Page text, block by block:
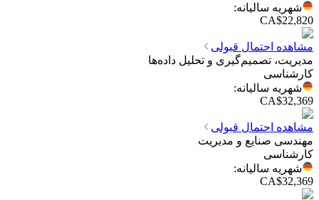
شهریه سالیانه:
CA$22,820
مشاهده احتمال قبولی
مدیریت، تصمیم‌گیری و تحلیل داده‌ها
کارشناسی
شهریه سالیانه:
CA$32,369
مشاهده احتمال قبولی
مهندسی صنایع و مدیریت
کارشناسی
شهریه سالیانه:
CA$32,369